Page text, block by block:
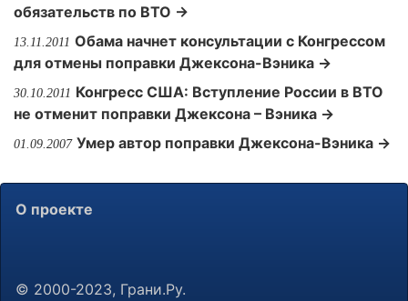
обязательств по ВТО →
13.11.2011 Обама начнет консультации с Конгрессом
для отмены поправки Джексона-Вэника →
30.10.2011 Конгресс США: Вступление России в ВТО
не отменит поправки Джексона – Вэника →
01.09.2007 Умер автор поправки Джексона-Вэника →
О проекте
© 2000-2023, Грани.Ру.